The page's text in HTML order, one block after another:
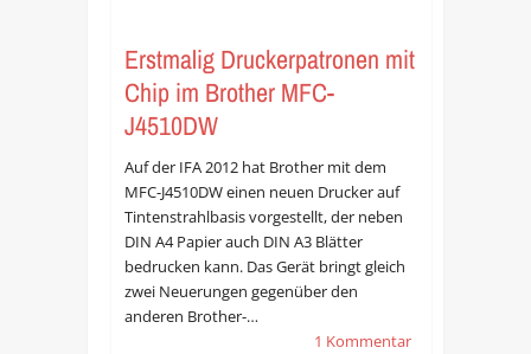
Erstmalig Druckerpatronen mit
Chip im Brother MFC-
J4510DW
Auf der IFA 2012 hat Brother mit dem
MFC-J4510DW einen neuen Drucker auf
Tintenstrahlbasis vorgestellt, der neben
DIN A4 Papier auch DIN A3 Blätter
bedrucken kann. Das Gerät bringt gleich
zwei Neuerungen gegenüber den
anderen Brother-…
1 Kommentar